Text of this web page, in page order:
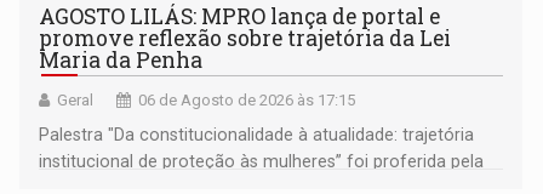
AGOSTO LILÁS: MPRO lança de portal e
promove reflexão sobre trajetória da Lei
Maria da Penha
Geral 06 de Agosto de 2026 às 17:15
Palestra "Da constitucionalidade à atualidade: trajetória
institucional de proteção às mulheres” foi proferida pela